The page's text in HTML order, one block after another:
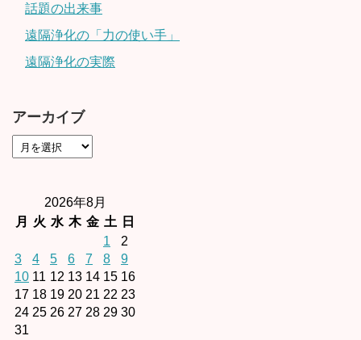
話題の出来事
遠隔浄化の「力の使い手」
遠隔浄化の実際
アーカイブ
2026年8月
月
火 水 木 金 土
日
1
2
3
4 5 6 7 8
9
10 11 12 13 14 15 16
17 18 19 20 21 22 23
24 25 26 27 28 29 30
31